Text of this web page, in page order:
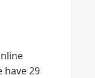
have 29